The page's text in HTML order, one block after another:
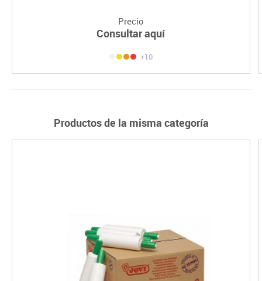
Precio
Consultar aquí
+10
Productos de la misma categoría